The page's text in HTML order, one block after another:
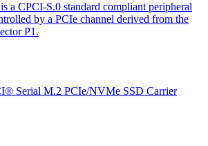
a CPCI-S.0 standard compliant peripheral
by a PCIe channel derived from the
P1.
Serial M.2 PCIe/NVMe SSD Carrier